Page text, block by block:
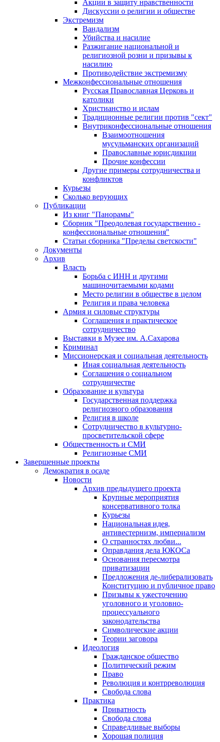
Акции в защиту нравственности
Дискуссии о религии и обществе
Экстремизм
Вандализм
Убийства и насилие
Разжигание национальной и
религиозной розни и призывы к
насилию
Противодействие экстремизму
Межконфессиональные отношения
Русская Православная Церковь и
католики
Христианство и ислам
Традиционные религии против "сект"
Внутриконфессиональные отношения
Взаимоотношения
мусульманских организаций
Православные юрисдикции
Прочие конфессии
Другие примеры сотрудничества и
конфликтов
Курьезы
Сколько верующих
Публикации
Из книг "Панорамы"
Сборник "Преодолевая государственно -
конфессиональные отношения"
Статьи сборника "Пределы светскости"
Документы
Архив
Власть
Борьба с ИНН и другими
машиночитаемыми кодами
Место религии в обществе в целом
Религия и права человека
Армия и силовые структуры
Соглашения и практическое
сотрудничество
Выставки в Музее им. А.Сахарова
Криминал
Миссионерская и социальная деятельность
Иная социальная деятельность
Соглашения о социальном
сотрудничестве
Образование и культура
Государственная поддержка
религиозного образования
Религия в школе
Сотрудничество в культурно-
просветительской сфере
Общественность и СМИ
Религиозные СМИ
Завершенные проекты
Демократия в осаде
Новости
Архив предыдущего проекта
Крупные мероприятия
консервативного толка
Курьезы
Национальная идея,
антивестернизм, империализм
О странностях любви...
Оправдания дела ЮКОСа
Основания пересмотра
приватизации
Предложения де-либерализовать
Конституцию и публичное право
Призывы к ужесточению
уголовного и уголовно-
процессуального
законодательства
Символические акции
Теории заговора
Идеология
Гражданское общество
Политический режим
Право
Революция и контрреволюция
Свобода слова
Практика
Приватность
Свобода слова
Справедливые выборы
Хорошая полиция